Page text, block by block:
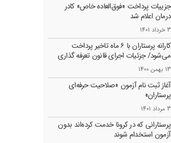
جزییات پرداخت «فوق‌العاده خاص» کادر
درمان اعلام شد
3 خرداد 1401
کارانه‌ پرستاران با 6 ماه تاخیر پرداخت
می‌شود/ جزئیات اجرای قانون تعرفه گذاری
13 بهمن 1400
آغاز ثبت نام آزمون «صلاحیت حرفه‌ای
پرستاران»
3 مرداد 1401
پرستارانی که در کرونا خدمت کرد‌ه‌اند بدون
آزمون استخدام شوند